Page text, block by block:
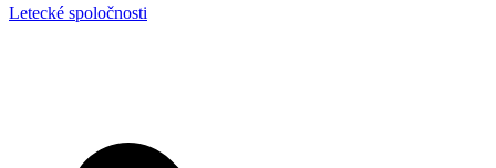
Letecké spoločnosti